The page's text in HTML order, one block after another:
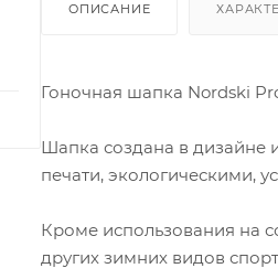
ОПИСАНИЕ
Гоночная шапка Nordski
Шапка создана в дизайне
печати, экологическими,
Кроме использования на
других зимних видов